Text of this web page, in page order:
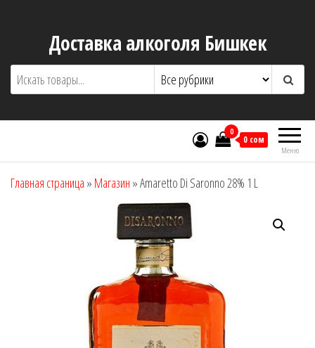
содержимомуДоставка алкоголя Бишкек
Меню
0
0 сом
Главная страница » Магазин »Amaretto Di Saronno 28% 1 L